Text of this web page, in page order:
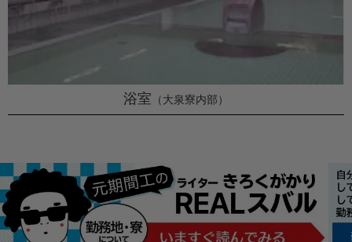
浴室 （大泉寮内部）